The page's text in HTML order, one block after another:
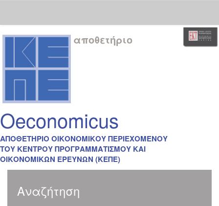
Skip
navigation
αποθετήριο
Oeconomicus
ΑΠΟΘΕΤΗΡΙΟ ΟΙΚΟΝΟΜΙΚΟΥ ΠΕΡΙΕΧΟΜΕΝΟΥ
ΤΟΥ ΚΕΝΤΡΟΥ ΠΡΟΓΡΑΜΜΑΤΙΣΜΟΥ ΚΑΙ
ΟΙΚΟΝΟΜΙΚΩΝ ΕΡΕΥΝΩΝ (ΚΕΠΕ)
Αναζήτηση